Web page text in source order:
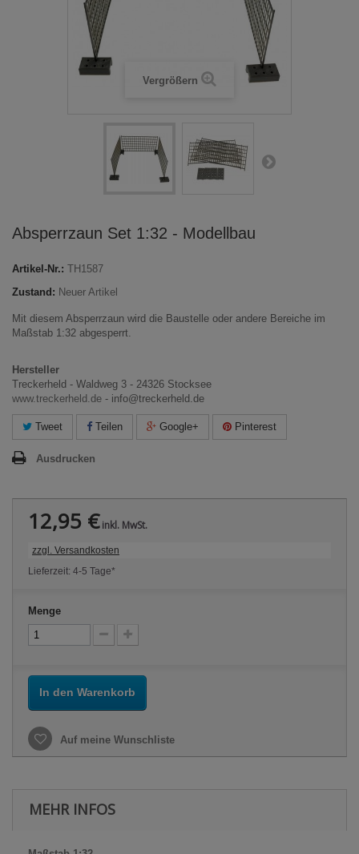
Vergrößern
Absperrzaun Set 1:32 - Modellbau
Artikel-Nr.: TH1587
Zustand: Neuer Artikel
Mit diesem Absperrzaun wird die Baustelle oder andere Bereiche im
Maßstab 1:32 abgesperrt.
Hersteller
Treckerheld - Waldweg 3 - 24326 Stocksee
www.treckerheld.de - info@treckerheld.de
Tweet Teilen Google+ Pinterest
Ausdrucken
12,95 €inkl. MwSt.
zzgl. Versandkosten
Lieferzeit: 4-5 Tage*
Menge
In den Warenkorb
Auf meine Wunschliste
MEHR INFOS